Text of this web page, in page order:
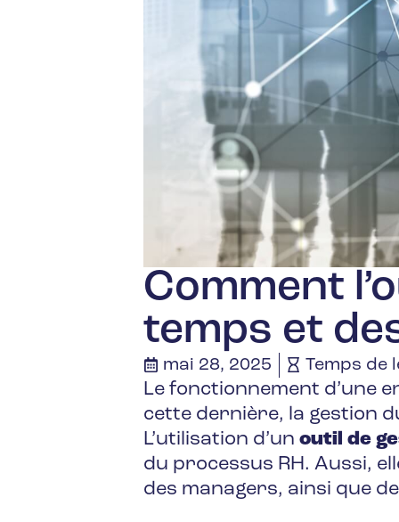
Comment
temps et
mai 28, 2025 Temps de
Le fonctionnement d’une
cette dernière, la gestion
L’utilisation d’unoutil de
du processus RH. Aussi,
des managers, ainsi que